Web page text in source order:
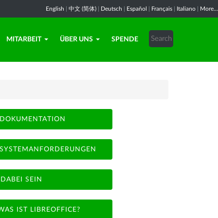
English 中文 (简体) Deutsch Español Français Italiano More...
MITARBEIT ÜBER UNS SPENDE
DOKUMENTATION
SYSTEMANFORDERUNGEN
DABEI SEIN
IST LIBREOFFICE?